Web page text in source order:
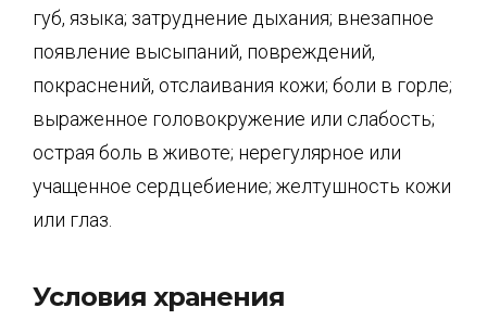
губ, языка; затруднение дыхания; внезапное
появление высыпаний, повреждений,
покраснений, отслаивания кожи; боли в горле;
выраженное головокружение или слабость;
острая боль в животе; нерегулярное или
учащенное сердцебиение; желтушность кожи
или глаз.
Условия хранения